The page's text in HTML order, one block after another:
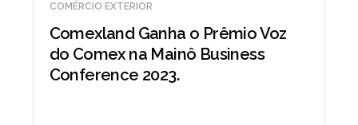
COMÉRCIO EXTERIOR
Comexland Ganha o Prêmio Voz
do Comex na Mainô Business
Conference 2023.